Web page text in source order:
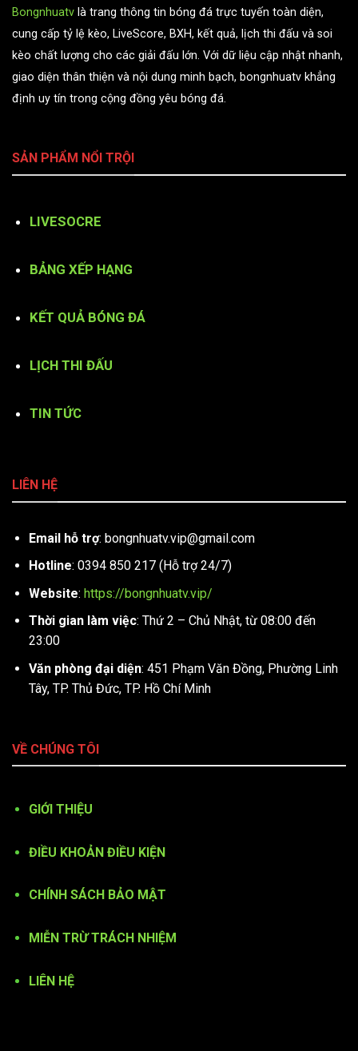
Bongnhuatv là trang thông tin bóng đá trực tuyến toàn diện,
cung cấp tỷ lệ kèo, LiveScore, BXH, kết quả, lịch thi đấu và soi
kèo chất lượng cho các giải đấu lớn. Với dữ liệu cập nhật nhanh,
giao diện thân thiện và nội dung minh bạch, bongnhuatv khẳng
định uy tín trong cộng đồng yêu bóng đá.
SẢN PHẨM NỔI TRỘI
LIVESOCRE
BẢNG XẾP HẠNG
KẾT QUẢ BÓNG ĐÁ
LỊCH THI ĐẤU
TIN TỨC
LIÊN HỆ
Email hỗ trợ: bongnhuatv.vip@gmail.com
Hotline: 0394 850 217 (Hỗ trợ 24/7)
Website: https://bongnhuatv.vip/
Thời gian làm việc: Thứ 2 – Chủ Nhật, từ 08:00 đến
23:00
Văn phòng đại diện: 451 Phạm Văn Đồng, Phường Linh
Tây, TP. Thủ Đức, TP. Hồ Chí Minh
VỀ CHÚNG TÔI
GIỚI THIỆU
ĐIỀU KHOẢN ĐIỀU KIỆN
CHÍNH SÁCH BẢO MẬT
MIỄN TRỪ TRÁCH NHIỆM
LIÊN HỆ